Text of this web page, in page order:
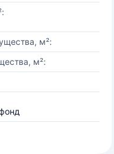
м²:
м²: